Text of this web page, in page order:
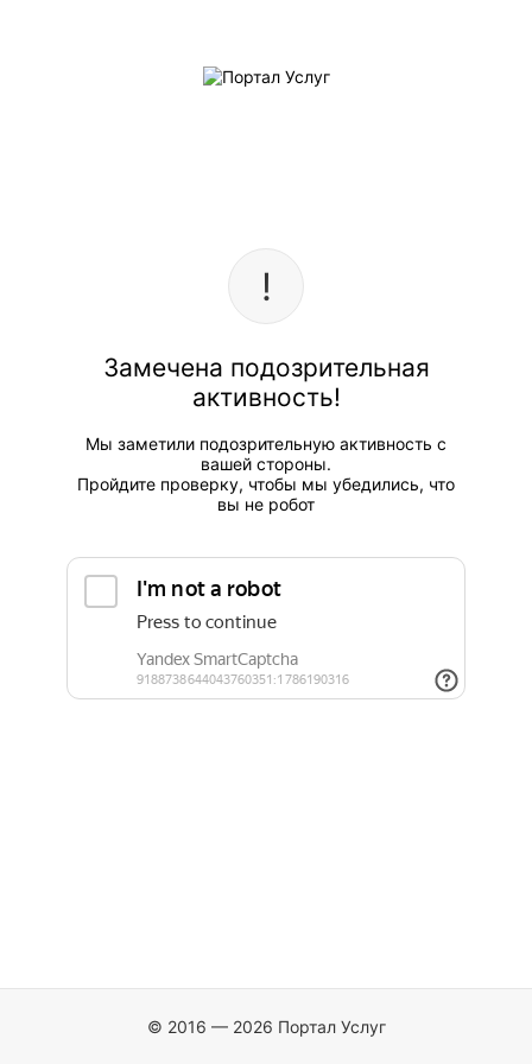
Замечена подозрительная
активность!
Мы заметили подозрительную активность с
вашей стороны.
Пройдите проверку, чтобы мы убедились, что
вы не робот
© 2016 — 2026 Портал Услуг